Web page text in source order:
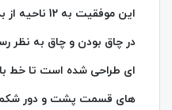
این موفقیت
ای طراحی شده است تا خط
های قسمت پشت و دور شکم